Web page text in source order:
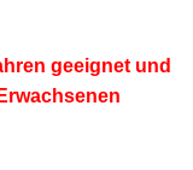
geeignet und